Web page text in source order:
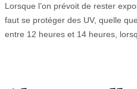
Lorsque l’on prévoit de rester
faut se protéger des UV, quelle
entre 12 heures et 14 heures,